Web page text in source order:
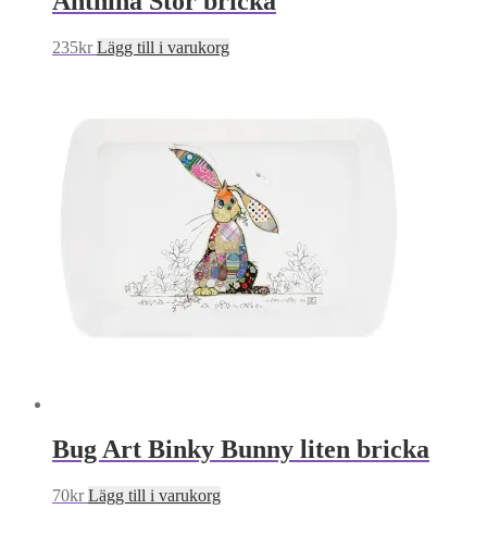
235kr Lägg till i varukorg
Bug Art Binky Bunny liten bricka
70kr Lägg till i varukorg